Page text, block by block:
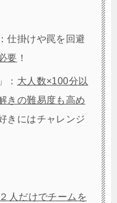
仕掛けや罠を回避
要 ！
： 大人数×100分以
きの難易度も高め
きにはチャレンジ
２人だけでチームを